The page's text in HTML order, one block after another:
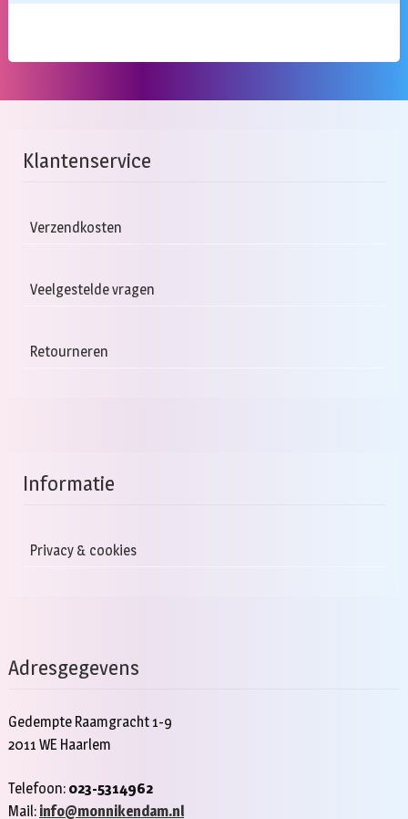
Klantenservice
Verzendkosten
Veelgestelde vragen
Retourneren
Informatie
Privacy & cookies
Adresgegevens
Gedempte Raamgracht 1-9
2011 WE Haarlem
Telefoon: 023-5314962
Mail: info@monnikendam.nl